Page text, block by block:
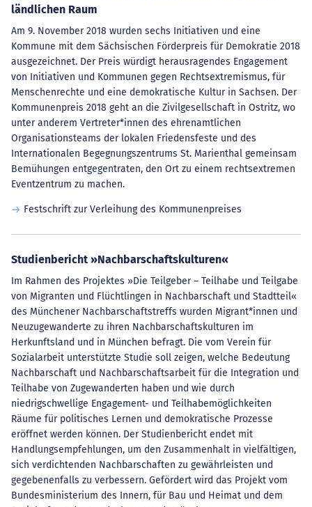
ländlichen Raum
Am 9. November 2018 wurden sechs Initiativen und eine
Kommune mit dem Sächsischen Förderpreis für Demokratie 2018
ausgezeichnet. Der Preis würdigt herausragendes Engagement
von Initiativen und Kommunen gegen Rechtsextremismus, für
Menschenrechte und eine demokratische Kultur in Sachsen. Der
Kommunenpreis 2018 geht an die Zivilgesellschaft in Ostritz, wo
unter anderem Vertreter*innen des ehrenamtlichen
Organisationsteams der lokalen Friedensfeste und des
Internationalen Begegnungszentrums St. Marienthal gemeinsam
Bemühungen entgegentraten, den Ort zu einem rechtsextremen
Eventzentrum zu machen.
Festschrift zur Verleihung des Kommunenpreises
Studienbericht »Nachbarschaftskulturen«
Im Rahmen des Projektes »Die Teilgeber – Teilhabe und Teilgabe
von Migranten und Flüchtlingen in Nachbarschaft und Stadtteil«
des Münchener Nachbarschaftstreffs wurden Migrant*innen und
Neuzugewanderte zu ihren Nachbarschaftskulturen im
Herkunftsland und in München befragt. Die vom Verein für
Sozialarbeit unterstützte Studie soll zeigen, welche Bedeutung
Nachbarschaft und Nachbarschaftsarbeit für die Integration und
Teilhabe von Zugewanderten haben und wie durch
niedrigschwellige Engagement- und Teilhabemöglichkeiten
Räume für politisches Lernen und demokratische Prozesse
eröffnet werden können. Der Studienbericht endet mit
Handlungsempfehlungen, um den Zusammenhalt in vielfältigen,
sich verdichtenden Nachbarschaften zu gewährleisten und
gegebenenfalls zu verbessern. Gefördert wird das Projekt vom
Bundesministerium des Innern, für Bau und Heimat und dem